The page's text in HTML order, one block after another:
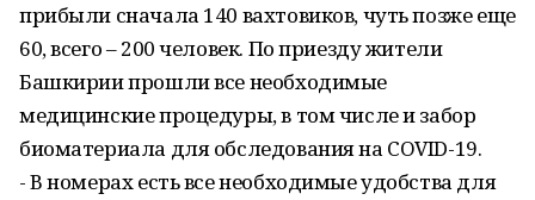
прибыли сначала 140 вахтовиков, чуть позже еще
60, всего – 200 человек. По приезду жители
Башкирии прошли все необходимые
медицинские процедуры, в том числе и забор
биоматериала для обследования на COVID-19.
- В номерах есть все необходимые удобства для